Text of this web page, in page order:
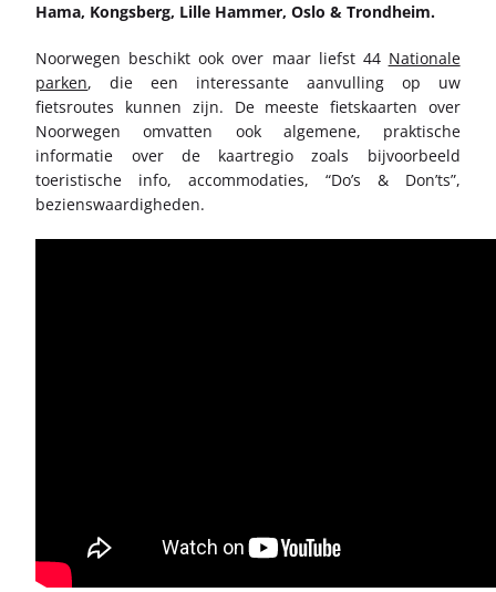
Hama, Kongsberg, Lille Hammer, Oslo & Trondheim.
Noorwegen beschikt ook over maar liefst 44 Nationale
parken, die een interessante aanvulling op uw
fietsroutes kunnen zijn. De meeste fietskaarten over
Noorwegen omvatten ook algemene, praktische
informatie over de kaartregio zoals bijvoorbeeld
toeristische info, accommodaties, “Do’s & Don’ts”,
bezienswaardigheden.